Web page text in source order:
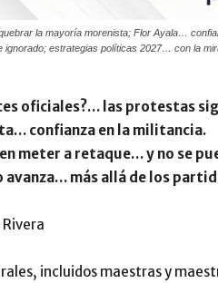
la mayoría morenista; Flor Ayala…
estrategias políticas 2027… con la
oficiales?… las protestas
confianza en la militancia.
meter a retaque… y no se
avanza… más allá de los
incluidos maestras y